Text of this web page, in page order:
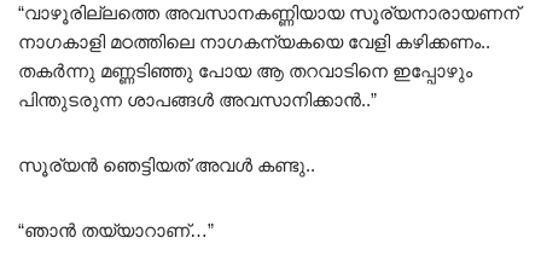
“വാഴൂരില്ലത്തെ അവസാനകണ്ണിയായ സൂര്യനാരായണന്
നാഗകാളി മഠത്തിലെ നാഗകന്യകയെ വേളി കഴിക്കണം..
തകർന്നു മണ്ണടിഞ്ഞു പോയ ആ തറവാടിനെ ഇപ്പോഴും
പിന്തുടരുന്ന ശാപങ്ങൾ അവസാനിക്കാൻ..”
സൂര്യൻ ഞെട്ടിയത് അവൾ കണ്ടു..
“ഞാൻ തയ്യാറാണ്…”